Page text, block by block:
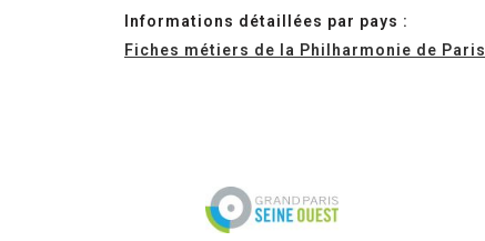
Informations détaillées par pays :
Fiches métiers de la Philharmonie de Paris